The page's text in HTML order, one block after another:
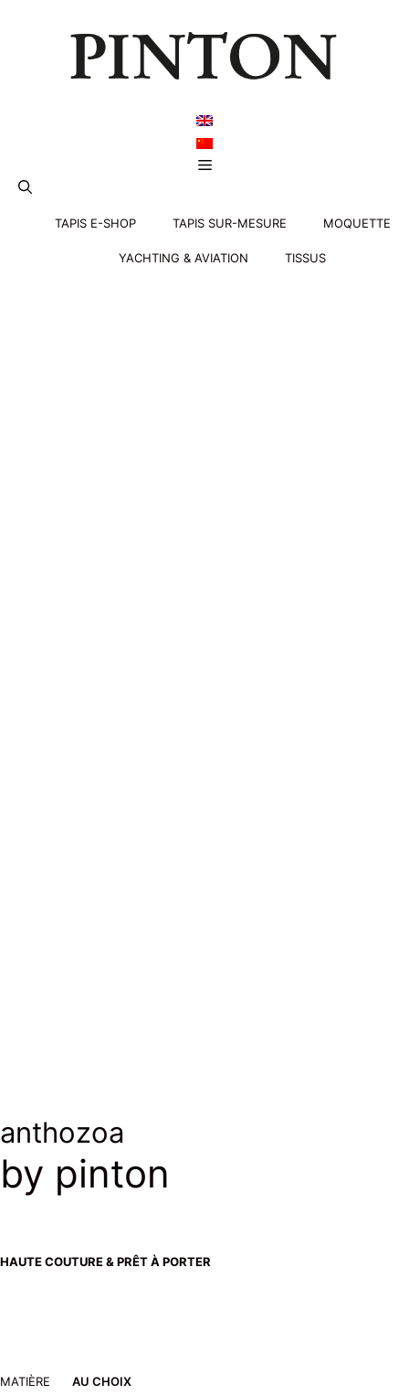
Menu
TAPIS E-SHOP TAPIS SUR-MESURE MOQUETTE
YACHTING & AVIATION TISSUS
anthozoa
by pinton
HAUTE COUTURE & PRÊT À PORTER
MATIÈRE AU CHOIX